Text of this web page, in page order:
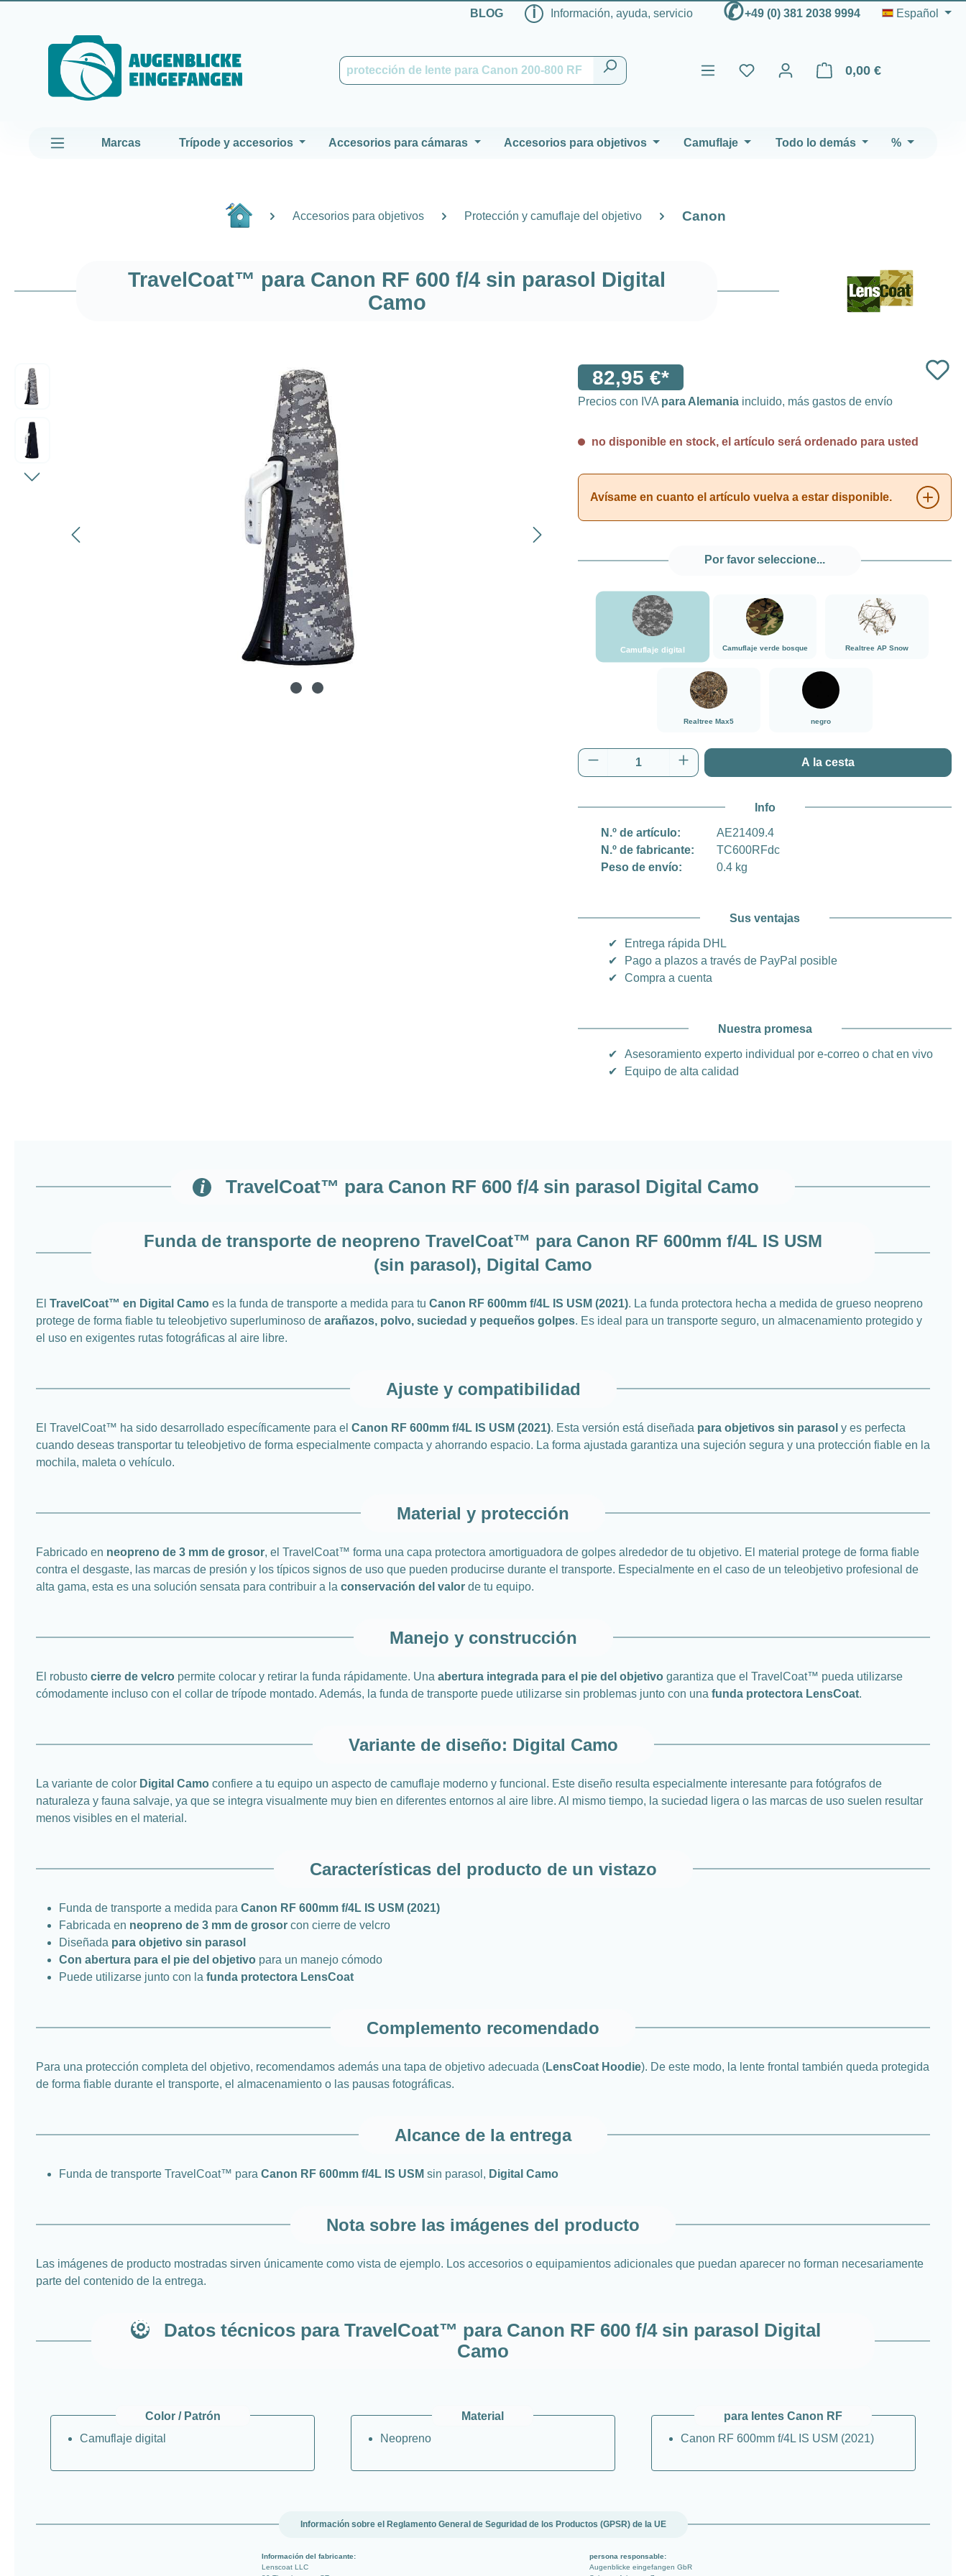
BLOG ℹ Información, ayuda, servicio ✆+49 (0) 381 2038 9994 Español
0,00 €
El carrito de compras
Marcas Trípode y accesorios Accesorios para cámaras Accesorios para objetivos Camuflaje Todo lo demás %
Accesorios para objetivos Protección y camuflaje del objetivo Canon
TravelCoat™ para Canon RF 600 f/4 sin parasol Digital
Camo
82,95 €*
Precios con IVA para Alemania incluido, más gastos de envío
no disponible en stock, el artículo será ordenado para usted
Avísame en cuanto el artículo vuelva a estar disponible.
Por favor seleccione...
Camuflaje digital
###Camuflaje digital###LensCoat
Camuflaje verde bosque
###Camuflaje verde bosque###LensCoat
Realtree AP Snow
###Realtree AP
Realtree Max5
###Realtree Max5###LensCoat
negro
negro
Cantidad del producto: introduce la cantidad
A la cesta
Info
N.º de artículo:
AE21409.4
N.º de fabricante:
TC600RFdc
Peso de envío:
0.4 kg
Sus ventajas
✔
Entrega rápida DHL
✔
Pago a plazos a través de PayPal posible
✔
Compra a cuenta
Nuestra promesa
✔
Asesoramiento experto individual por e-correo o chat en vivo
✔
Equipo de alta calidad
TravelCoat™ para Canon RF 600 f/4 sin parasol Digital Camo
Funda de transporte de neopreno TravelCoat™ para Canon RF 600mm f/4L IS USM
(sin parasol), Digital Camo
El TravelCoat™ en Digital Camo es la funda de transporte a medida para tu Canon RF 600mm f/4L IS USM (2021). La funda protectora hecha a medida de grueso neopreno
protege de forma fiable tu teleobjetivo superluminoso de arañazos, polvo, suciedad y pequeños golpes. Es ideal para un transporte seguro, un almacenamiento protegido y
el uso en exigentes rutas fotográficas al aire libre.
Ajuste y compatibilidad
El TravelCoat™ ha sido desarrollado específicamente para el Canon RF 600mm f/4L IS USM (2021). Esta versión está diseñada para objetivos sin parasol y es perfecta
cuando deseas transportar tu teleobjetivo de forma especialmente compacta y ahorrando espacio. La forma ajustada garantiza una sujeción segura y una protección fiable en la
mochila, maleta o vehículo.
Material y protección
Fabricado en neopreno de 3 mm de grosor, el TravelCoat™ forma una capa protectora amortiguadora de golpes alrededor de tu objetivo. El material protege de forma fiable
contra el desgaste, las marcas de presión y los típicos signos de uso que pueden producirse durante el transporte. Especialmente en el caso de un teleobjetivo profesional de
alta gama, esta es una solución sensata para contribuir a la conservación del valor de tu equipo.
Manejo y construcción
El robusto cierre de velcro permite colocar y retirar la funda rápidamente. Una abertura integrada para el pie del objetivo garantiza que el TravelCoat™ pueda utilizarse
cómodamente incluso con el collar de trípode montado. Además, la funda de transporte puede utilizarse sin problemas junto con una funda protectora LensCoat.
Variante de diseño: Digital Camo
La variante de color Digital Camo confiere a tu equipo un aspecto de camuflaje moderno y funcional. Este diseño resulta especialmente interesante para fotógrafos de
naturaleza y fauna salvaje, ya que se integra visualmente muy bien en diferentes entornos al aire libre. Al mismo tiempo, la suciedad ligera o las marcas de uso suelen resultar
menos visibles en el material.
Características del producto de un vistazo
Funda de transporte a medida para Canon RF 600mm f/4L IS USM (2021)
Fabricada en neopreno de 3 mm de grosor con cierre de velcro
Diseñada para objetivo sin parasol
Con abertura para el pie del objetivo para un manejo cómodo
Puede utilizarse junto con la funda protectora LensCoat
Complemento recomendado
Para una protección completa del objetivo, recomendamos además una tapa de objetivo adecuada (LensCoat Hoodie). De este modo, la lente frontal también queda protegida
de forma fiable durante el transporte, el almacenamiento o las pausas fotográficas.
Alcance de la entrega
Funda de transporte TravelCoat™ para Canon RF 600mm f/4L IS USM sin parasol, Digital Camo
Nota sobre las imágenes del producto
Las imágenes de producto mostradas sirven únicamente como vista de ejemplo. Los accesorios o equipamientos adicionales que puedan aparecer no forman necesariamente
parte del contenido de la entrega.
Datos técnicos para TravelCoat™ para Canon RF 600 f/4 sin parasol Digital
Camo
Color / Patrón
Camuflaje digital
Material
Neopreno
para lentes Canon RF
Canon RF 600mm f/4L IS USM (2021)
Información sobre el Reglamento General de Seguridad de los Productos (GPSR) de la UE
Información del fabricante:
Lenscoat LLC
persona responsable:
Augenblicke eingefangen GbR